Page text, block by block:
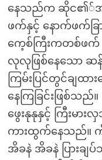
နေသည်က ဆိုင၏်အ
ဖက်နှင့် နောက်ဖက်ခြ
ကေ့စ်ကြီးကတစ်ဖက်
လုလုဖြစ်နေသော
ကြမ်းပြင်တွင်ချထ
နေကြခြင်းဖြစ်သည်
ဖွေးနုနုနှင့် ကြီးမာ
ကားထွက်နေသည်။
အိခနဲ အိခနဲ ပြားခ